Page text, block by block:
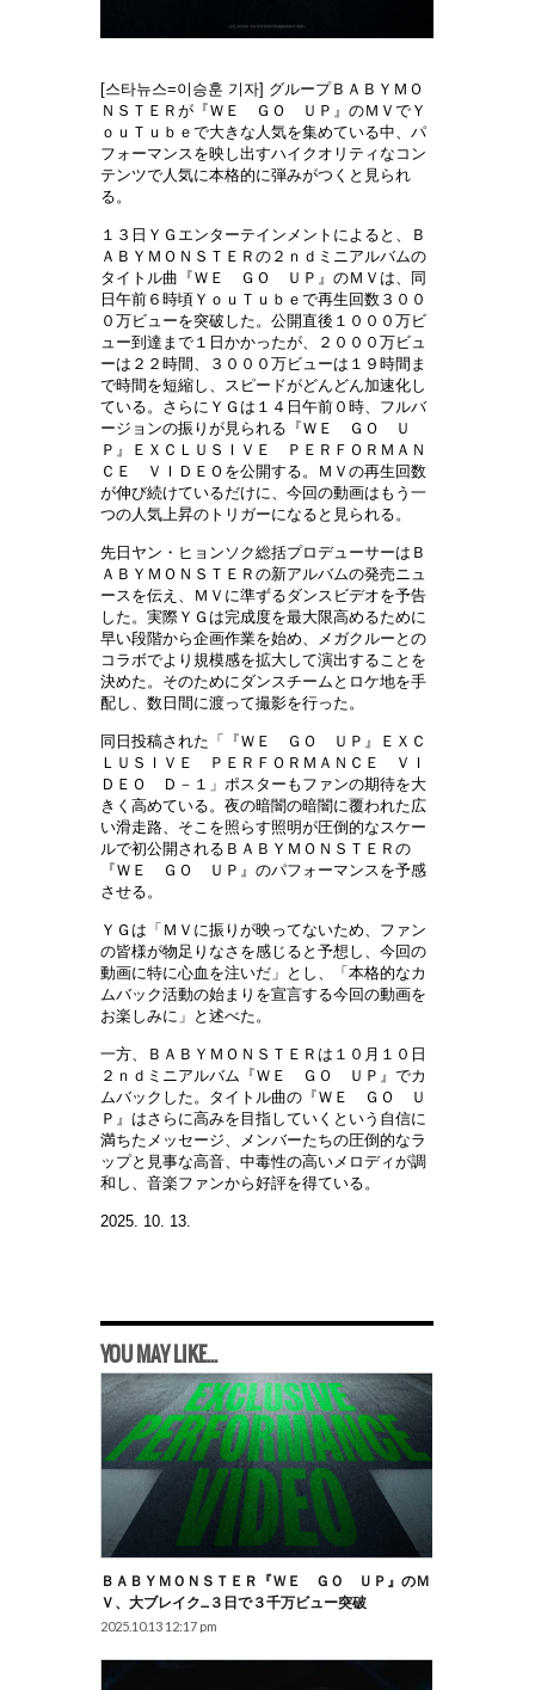
[스타뉴스=이승훈 기자] グループＢＡＢＹＭＯ
ＮＳＴＥＲが『ＷＥ ＧＯ ＵＰ』のＭＶでＹ
ｏｕＴｕｂｅで大きな人気を集めている中、パ
フォーマンスを映し出すハイクオリティなコン
テンツで人気に本格的に弾みがつくと見られ
る。
１３日ＹＧエンターテインメントによると、Ｂ
ＡＢＹＭＯＮＳＴＥＲの２ｎｄミニアルバムの
タイトル曲『ＷＥ ＧＯ ＵＰ』のＭＶは、同
日午前６時頃ＹｏｕＴｕｂｅで再生回数３００
０万ビューを突破した。公開直後１０００万ビ
ュー到達まで１日かかったが、２０００万ビュ
ーは２２時間、３０００万ビューは１９時間ま
で時間を短縮し、スピードがどんどん加速化し
ている。さらにＹＧは１４日午前０時、フルバ
ージョンの振りが見られる『ＷＥ ＧＯ Ｕ
Ｐ』ＥＸＣＬＵＳＩＶＥ ＰＥＲＦＯＲＭＡＮ
ＣＥ ＶＩＤＥＯを公開する。ＭＶの再生回数
が伸び続けているだけに、今回の動画はもう一
つの人気上昇のトリガーになると見られる。
先日ヤン・ヒョンソク総括プロデューサーはＢ
ＡＢＹＭＯＮＳＴＥＲの新アルバムの発売ニュ
ースを伝え、ＭＶに準ずるダンスビデオを予告
した。実際ＹＧは完成度を最大限高めるために
早い段階から企画作業を始め、メガクルーとの
コラボでより規模感を拡大して演出することを
決めた。そのためにダンスチームとロケ地を手
配し、数日間に渡って撮影を行った。
同日投稿された「『ＷＥ ＧＯ ＵＰ』ＥＸＣ
ＬＵＳＩＶＥ ＰＥＲＦＯＲＭＡＮＣＥ ＶＩ
ＤＥＯ Ｄ－１」ポスターもファンの期待を大
きく高めている。夜の暗闇の暗闇に覆われた広
い滑走路、そこを照らす照明が圧倒的なスケー
ルで初公開されるＢＡＢＹＭＯＮＳＴＥＲの
『ＷＥ ＧＯ ＵＰ』のパフォーマンスを予感
させる。
ＹＧは「ＭＶに振りが映ってないため、ファン
の皆様が物足りなさを感じると予想し、今回の
動画に特に心血を注いだ」とし、「本格的なカ
ムバック活動の始まりを宣言する今回の動画を
お楽しみに」と述べた。
一方、ＢＡＢＹＭＯＮＳＴＥＲは１０月１０日
２ｎｄミニアルバム『ＷＥ ＧＯ ＵＰ』でカ
ムバックした。タイトル曲の『ＷＥ ＧＯ Ｕ
Ｐ』はさらに高みを目指していくという自信に
満ちたメッセージ、メンバーたちの圧倒的なラ
ップと見事な高音、中毒性の高いメロディが調
和し、音楽ファンから好評を得ている。
2025. 10. 13.
YOU MAY LIKE...
ＢＡＢＹＭＯＮＳＴＥＲ『ＷＥ ＧＯ ＵＰ』のＭ
Ｖ、大ブレイク…３日で３千万ビュー突破
2025.10.13 12:17 pm